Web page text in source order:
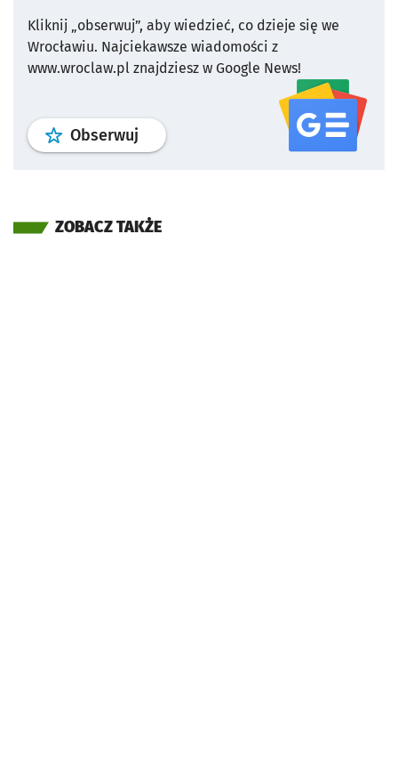
Kliknij „obserwuj”, aby wiedzieć, co dzieje się we
Wrocławiu. Najciekawsze wiadomości z
www.wroclaw.pl znajdziesz w Google News!
Obserwuj profil serwisu
ZOBACZ TAKŻE